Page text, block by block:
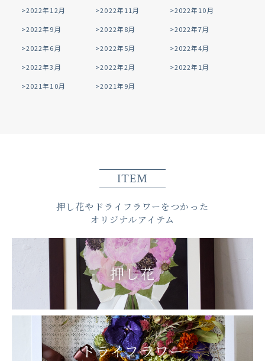
2022年12月
2022年11月
2022年10月
2022年9月
2022年8月
2022年7月
2022年6月
2022年5月
2022年4月
2022年3月
2022年2月
2022年1月
2021年10月
2021年9月
ITEM
押し花やドライフラワーをつかった
オリジナルアイテム
押し花
ドライフラワー